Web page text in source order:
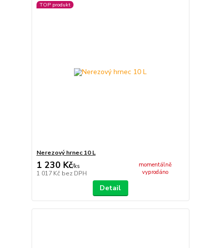
TOP produkt
Nerezový hrnec 10 L
1 230 Kč/ks
1 017 Kč bez DPH
momentálně
vyprodáno
Detail